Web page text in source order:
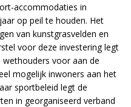
accommodaties in
op peil te houden. Het
van kunstgrasvelden en
voor deze investering legt
voor aan de
mogelijk inwoners aan het
sportbeleid legt de
in georganiseerd verband